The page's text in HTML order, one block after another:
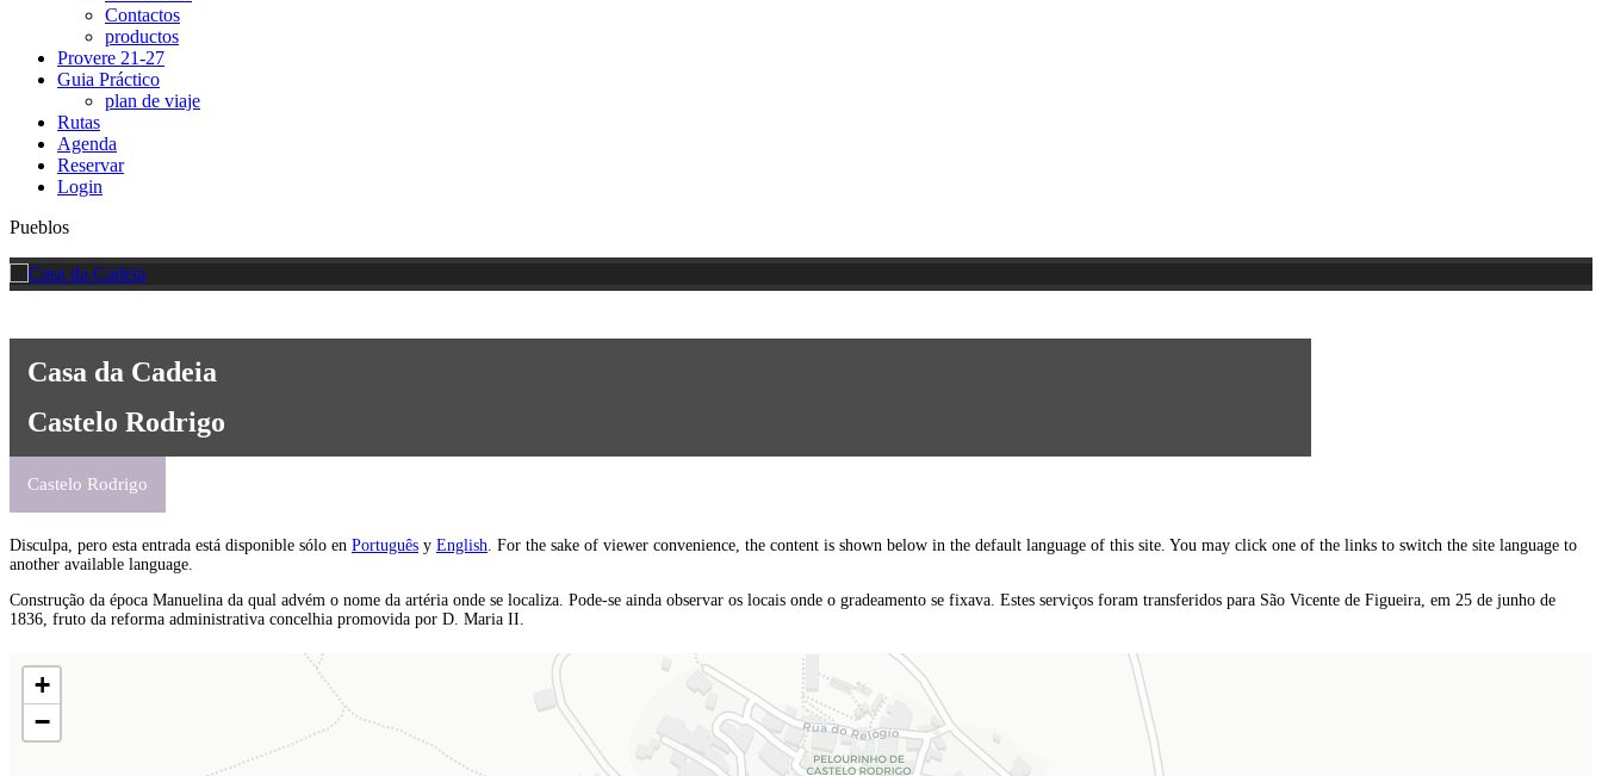
Contactos
productos
Provere 21-27
Guia Práctico
plan de viaje
Rutas
Agenda
Reservar
Login
Pueblos
Casa da Cadeia
Castelo Rodrigo
Castelo Rodrigo
Disculpa, pero esta entrada está disponible sólo en Português y English. For the sake of viewer convenience, the content is shown below in the default language of this site. You may click one of the links to switch the site language to
another available language.
Construção da época Manuelina da qual advém o nome da artéria onde se localiza. Pode-se ainda observar os locais onde o gradeamento se fixava. Estes serviços foram transferidos para São Vicente de Figueira, em 25 de junho de
1836, fruto da reforma administrativa concelhia promovida por D. Maria II.
+
−